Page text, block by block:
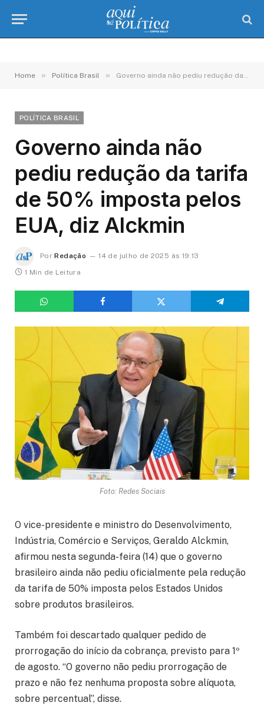
Home » Política Brasil » Governo ainda não pediu redução da tarifa de 50% imposta pelos EUA, diz Alckmin
POLÍTICA BRASIL
Governo ainda não
pediu redução da tarifa
de 50% imposta pelos
EUA, diz Alckmin
Por Redação
14 de julho de 2025 às 19:13
1 Min de Leitura
Foto: Redes Sociais
O vice-presidente e ministro do Desenvolvimento,
Indústria, Comércio e Serviços, Geraldo Alckmin,
afirmou nesta segunda-feira (14) que o governo
brasileiro ainda não pediu oficialmente pela redução
da tarifa de 50% imposta pelos Estados Unidos
sobre produtos brasileiros.
Também foi descartado qualquer pedido de
prorrogação do início da cobrança, previsto para 1º
de agosto. “O governo não pediu prorrogação de
prazo e não fez nenhuma proposta sobre alíquota,
sobre percentual”, disse.